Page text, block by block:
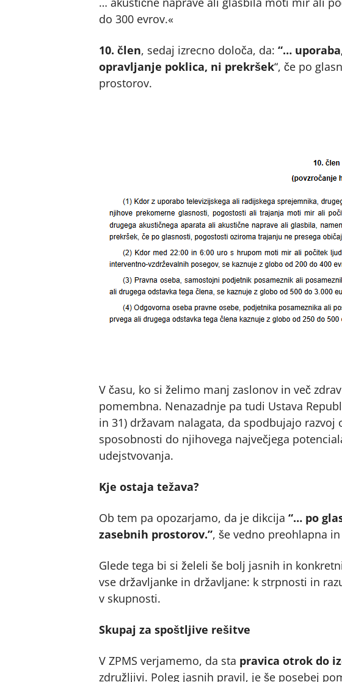
do 300 evrov.«
10. člen, sedaj izrecno določa, da: “…
opravljanje poklica, ni prekršek“, če po
prostorov.
V času, ko si želimo manj zaslonov in več
pomembna. Nenazadnje pa tudi Ustava
in 31) državam nalagata, da spodbujajo
sposobnosti do njihovega največjega
udejstvovanja.
Kje ostaja težava?
Ob tem pa opozarjamo, da je dikcija “… po
zasebnih prostorov.”, še vedno preohlapna
Glede tega bi si želeli še bolj jasnih in
vse državljanke in državljane: k strpnosti in
v skupnosti.
Skupaj za spoštljive rešitve
V ZPMS verjamemo, da sta pravica otrok do
združljivi. Poleg jasnih pravil, je še posebej